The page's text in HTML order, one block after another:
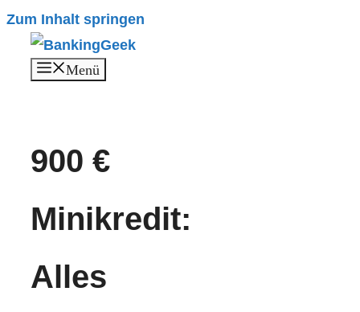
Zum Inhalt springen
Menü
900 €
Minikredit:
Alles